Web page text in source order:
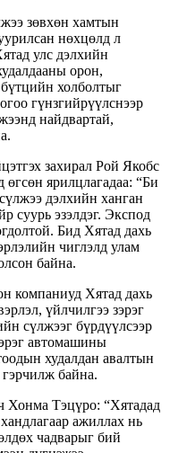
зөвхөн хамтын
нөхцөлд л
улс дэлхийн
орон,
холболтыг
гүнзгийрүүлснээр
найдвартай,
захирал Рой Якобс
ярилцлагадаа: “Би
дэлхийн ханган
суурь эзэлдэг. Экспод
Бид Хятад дахь
чиглэлд улам
байна.
компаниуд Хятад дахь
үйлчилгээ зэрэг
сүлжээг бүрдүүлсээр
автомашины
худалдан авалтын
байна.
Хонма Тэцүро: “Хятадад
ажиллах нь
чадварыг бий